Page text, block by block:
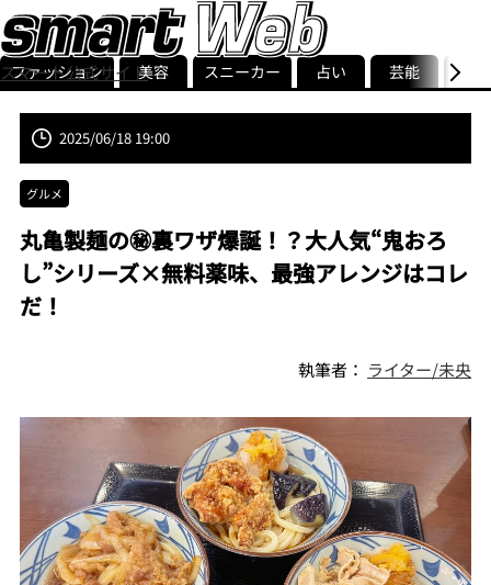
スマート公式サイト
smart最新号
記事一覧ランキング
ストリ
ファッション 美容 スニーカー 占い 芸能 グル
2025/06/18 19:00
グルメ
丸亀製麺の㊙裏ワザ爆誕！？大人気“鬼おろ
し”シリーズ×無料薬味、最強アレンジはコレ
だ！
執筆者： ライター/未央